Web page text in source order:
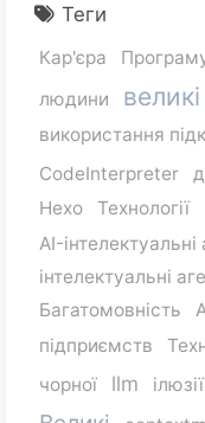
Теги
Кар'єра
людини
використання
CodeInterpreter
Hexo
Технології
AI-інтелектуальні
інтелектуальні
Багатомовність
підприємств
чорної
llm ілюзії